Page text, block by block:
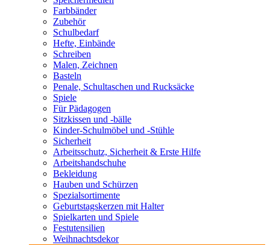
Farbbänder
Zubehör
Schulbedarf
Hefte, Einbände
Schreiben
Malen, Zeichnen
Basteln
Penale, Schultaschen und Rucksäcke
Spiele
Für Pädagogen
Sitzkissen und -bälle
Kinder-Schulmöbel und -Stühle
Sicherheit
Arbeitsschutz, Sicherheit & Erste Hilfe
Arbeitshandschuhe
Bekleidung
Hauben und Schürzen
Spezialsortimente
Geburtstagskerzen mit Halter
Spielkarten und Spiele
Festutensilien
Weihnachtsdekor